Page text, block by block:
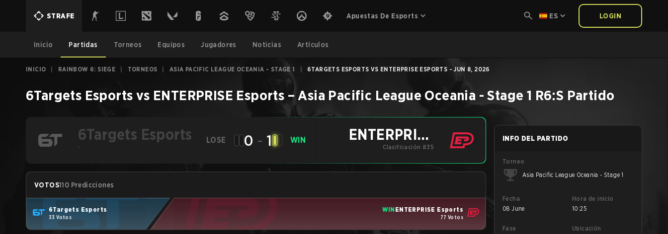
STRAFE Apuestas De Esports ES LOGIN
Inicio Partidas Torneos Equipos Jugadores Noticias Artículos
INICIO RAINBOW 6: SIEGE TORNEOS ASIA PACIFIC LEAGUE OCEANIA - STAGE 1 6TARGETS ESPORTS VS ENTERPRISE ESPORTS - JUN 8, 2026
6Targets Esports vs ENTERPRISE Esports –Asia Pacific League Oceania - Stage 1 R6:S Partido
6Targets Esports
-
LOSE 0 - 1 WIN
ENTERPRISE
Esports
Clasificación #35
VOTOS110 Predicciones
6Targets Esports
33 Votos
WIN ENTERPRISE Esports
77 Votos
INFO DEL PARTIDO
Torneo
Asia Pacific League Oceania - Stage 1
Fecha
08 June
Hora de inicio
10:25
Fase
Ubicación